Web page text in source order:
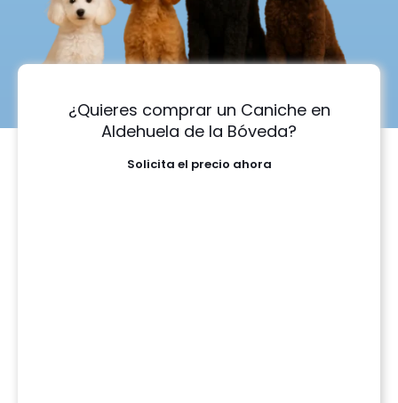
¿Quieres comprar un Caniche en
Aldehuela de la Bóveda?
Solicita el precio ahora